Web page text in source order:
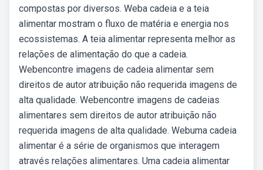
compostas por diversos. Weba cadeia e a teia
alimentar mostram o fluxo de matéria e energia nos
ecossistemas. A teia alimentar representa melhor as
relações de alimentação do que a cadeia.
Webencontre imagens de cadeia alimentar sem
direitos de autor atribuição não requerida imagens de
alta qualidade. Webencontre imagens de cadeias
alimentares sem direitos de autor atribuição não
requerida imagens de alta qualidade. Webuma cadeia
alimentar é a série de organismos que interagem
através relações alimentares. Uma cadeia alimentar